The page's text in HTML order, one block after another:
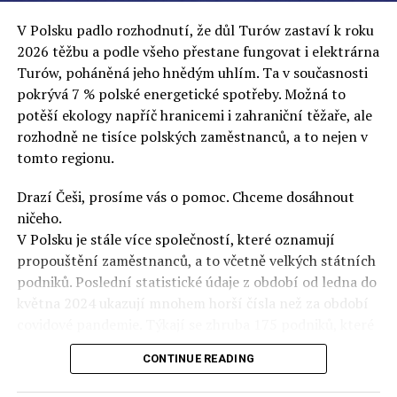
podařilo prodat na aukci 10 plemenných koní za 600
000 euro, bylo to provládními médii oslavované jako
velký úspěch. Za vlády PiS se 14 koní prodalo za 2,5
milionu euro, což bylo stejnou mediální partou
komentováno jako konec polského chovu koní. Ve vidění
kontrolorů činnosti PiS ale určitě šlo při prodeji koní o
praní peněz či jinou nelegální činnost.“
Tuskova čísla jsou ale ujetá i jinde, pokračoval
Ziemkiewicz. „Ve vládní aféře PiS kolem vydávání víz
Tusk tvrdil, že za vlády dnešní opozice se nelegálně
prodalo 600 000 víz do Polska. Byla na to dokonce
vytvořena parlamentní vyšetřovací komise, která přišla
ale pouze na to, že 220 víz do Polska bylo
prostřednictvím úplatků uspíšeno, tedy že víza byla
podělo oněch 599 780 uplacených víz? Nikdo se už
neptá. Téma zmizelo.“
V Polsku padlo rozhodnutí, že důl Turów zastaví k roku
2026 těžbu a podle všeho přestane fungovat i elektrárna
Turów, poháněná jeho hnědým uhlím. Ta v současnosti
pokrývá 7 % polské energetické spotřeby. Možná to
potěší ekology napříč hranicemi i zahraniční těžaře, ale
rozhodně ne tisíce polských zaměstnanců, a to nejen v
tomto regionu.
Drazí Češi, prosíme vás o pomoc. Chceme dosáhnout
ničeho.
V Polsku je stále více společností, které oznamují
propouštění zaměstnanců, a to včetně velkých státních
podniků. Poslední statistické údaje z období od ledna do
května 2024 ukazují mnohem horší čísla než za období
plánují propustit více než 16 tisíc zaměstnanců.
CONTINUE READING